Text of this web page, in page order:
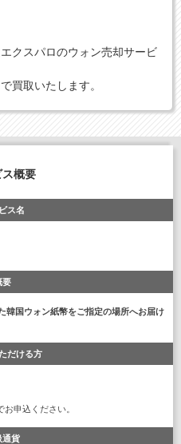
クスパロのウォン売却サービ
買取いたします。
概要
ス名
要
韓国ウォン紙幣をご指定の場所へお届け
だける方
申込ください。
通貨